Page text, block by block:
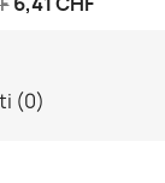
(0)